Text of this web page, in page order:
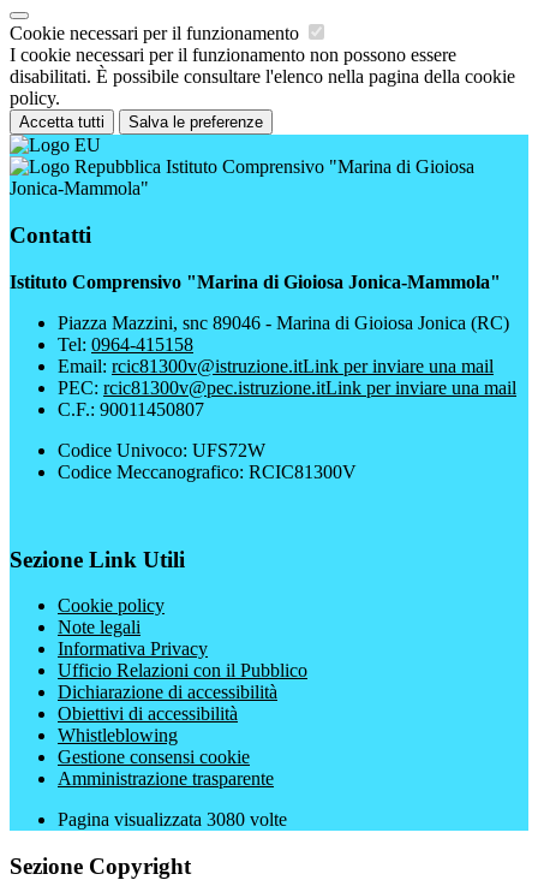
Cookie necessari per il funzionamento
I cookie necessari per il funzionamento non possono essere
disabilitati. È possibile consultare l'elenco nella pagina della cookie
policy.
Accetta tutti Salva le preferenze
Istituto Comprensivo "Marina di Gioiosa
Jonica-Mammola"
Contatti
Istituto Comprensivo "Marina di Gioiosa Jonica-Mammola"
Piazza Mazzini, snc 89046 - Marina di Gioiosa Jonica (RC)
Tel: 0964-415158
Email: rcic81300v@istruzione.itLink per inviare una mail
PEC: rcic81300v@pec.istruzione.itLink per inviare una mail
C.F.: 90011450807
Codice Univoco: UFS72W
Codice Meccanografico: RCIC81300V
Sezione Link Utili
Cookie policy
Note legali
Informativa Privacy
Ufficio Relazioni con il Pubblico
Dichiarazione di accessibilità
Obiettivi di accessibilità
Whistleblowing
Gestione consensi cookie
Amministrazione trasparente
Pagina visualizzata 3080 volte
Sezione Copyright